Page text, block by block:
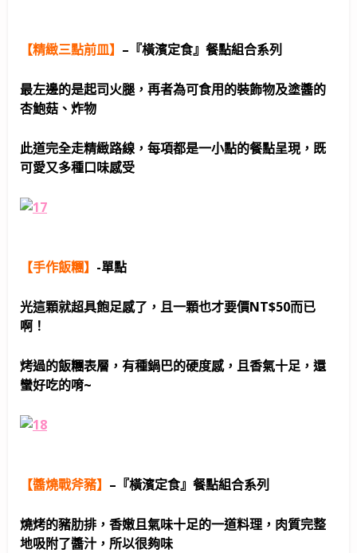
【精緻三點前皿】 – 『橫濱定食』餐點組合系列
最左邊的是起司火腿，再者為可食用的裝飾物及塗醬的
杏鮑菇、炸物
此道完全走精緻路線，每項都是一小點的餐點呈現，既
可愛又多種口味感受
【手作飯糰】 -單點
光這顆就超具飽足感了，且一顆也才要價NT$50而已
啊！
烤過的飯糰表層，有種鍋巴的硬度感，且香氣十足，還
蠻好吃的唷~
【醬燒戰斧豬】 – 『橫濱定食』餐點組合系列
燒烤的豬肋排，香嫩且氣味十足的一道料理，肉質完整
地吸附了醬汁，所以很夠味